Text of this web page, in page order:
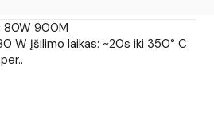
80W 900M
W Įšilimo laikas: ~20s iki 350° C